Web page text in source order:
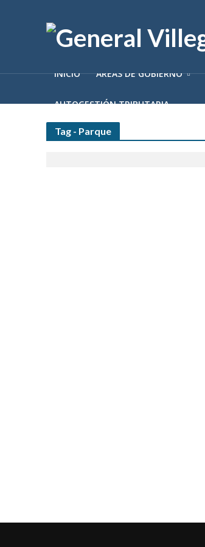
INICIO ÁREAS DE GOBIERNO
AUTOGESTIÓN TRIBUTARIA
Tag - Parque